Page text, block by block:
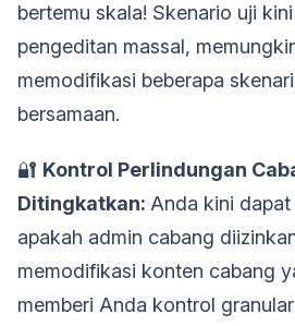
bertemu skala! Skenario uji
pengeditan massal,
memodifikasi beberapa
bersamaan.
🔐 Kontrol Perlindungan
Ditingkatkan: Anda kini
apakah admin cabang
memodifikasi konten cabang
memberi Anda kontrol